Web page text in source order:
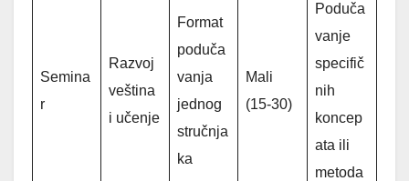
Semina
r
Razvoj
veština
i učenje
Format
poduča
vanja
jednog
stručnja
ka
Mali
(15-30)
Poduča
vanje
specifič
nih
koncep
ata ili
metoda